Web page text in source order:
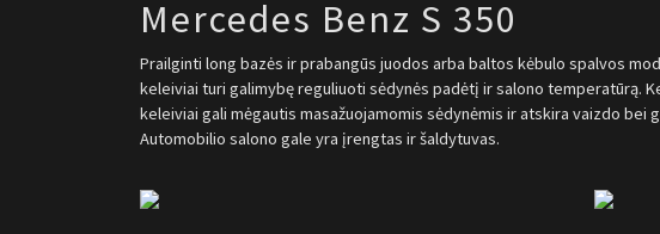
Mercedes Benz S 350
Prailginti long bazės ir prabangūs juodos arba baltos kėbulo spalvos
keleiviai turi galimybę reguliuoti sėdynės padėtį ir salono temperatūrą.
keleiviai gali mėgautis masažuojamomis sėdynėmis ir atskira vaizdo bei
Automobilio salono gale yra įrengtas ir šaldytuvas.